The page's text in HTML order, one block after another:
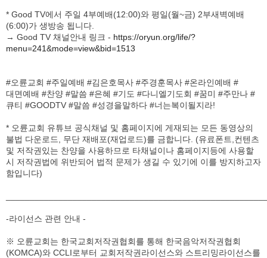
* Good TV에서 주일 4부예배(12:00)와 평일(월~금) 2부새벽예배
(6:00)가 생방송 됩니다.
→ Good TV 채널안내 링크 - https://oryun.org/life/?
menu=241&mode=view&bid=1513
#오륜교회 #주일예배 #김은호목사 #주경훈목사 #온라인예배 #
대면예배 #찬양 #말씀 #은혜 #기도 #다니엘기도회 #꿈미 #주만나 #
큐티 #GOODTV #말씀 #성경을말하다 #너는복이될지라!
* 오륜교회 유튜브 공식채널 및 홈페이지에 게재되는 모든 동영상의
불법 다운로드, 무단 재배포(재업로드)를 금합니다. (유료폰트,컨텐츠
및 저작권있는 찬양을 사용하므로 타채널이나 홈페이지등에 사용할
시 저작권법에 위반되어 법적 문제가 생길 수 있기에 이를 방지하고자
함입니다)
-라이선스 관련 안내 -
※ 오륜교회는 한국교회저작권협회를 통해 한국음악저작권협회
(KOMCA)와 CCLI로부터 교회저작권라이선스와 스트리밍라이선스를